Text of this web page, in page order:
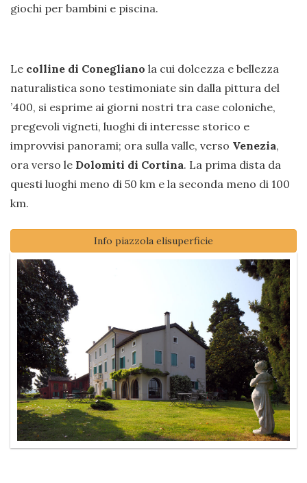
giochi per bambini e piscina.
Le colline di Conegliano la cui dolcezza e bellezza
naturalistica sono testimoniate sin dalla pittura del
’400, si esprime ai giorni nostri tra case coloniche,
pregevoli vigneti, luoghi di interesse storico e
improvvisi panorami; ora sulla valle, verso Venezia,
ora verso le Dolomiti di Cortina. La prima dista da
questi luoghi meno di 50 km e la seconda meno di 100
km.
Info piazzola elisuperficie